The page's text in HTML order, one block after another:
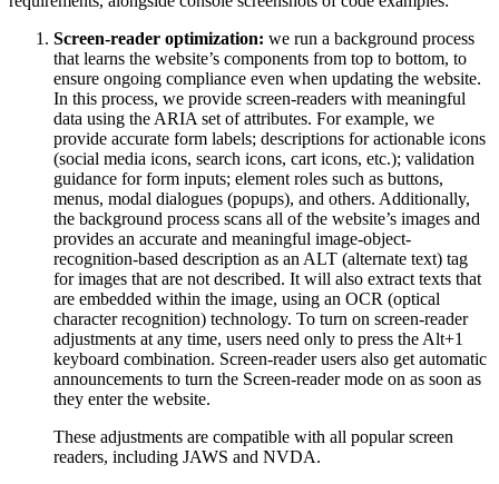
Screen-reader optimization: we run a background process
that learns the website’s components from top to bottom, to
ensure ongoing compliance even when updating the website.
In this process, we provide screen-readers with meaningful
data using the ARIA set of attributes. For example, we
provide accurate form labels; descriptions for actionable icons
(social media icons, search icons, cart icons, etc.); validation
guidance for form inputs; element roles such as buttons,
menus, modal dialogues (popups), and others. Additionally,
the background process scans all of the website’s images and
provides an accurate and meaningful image-object-
recognition-based description as an ALT (alternate text) tag
for images that are not described. It will also extract texts that
are embedded within the image, using an OCR (optical
character recognition) technology. To turn on screen-reader
adjustments at any time, users need only to press the Alt+1
keyboard combination. Screen-reader users also get automatic
announcements to turn the Screen-reader mode on as soon as
they enter the website.
These adjustments are compatible with all popular screen
readers, including JAWS and NVDA.